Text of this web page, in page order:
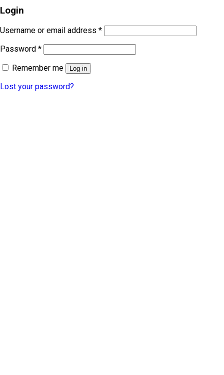
Login
Username or email address *
Password *
Remember me
Log in
Lost your password?